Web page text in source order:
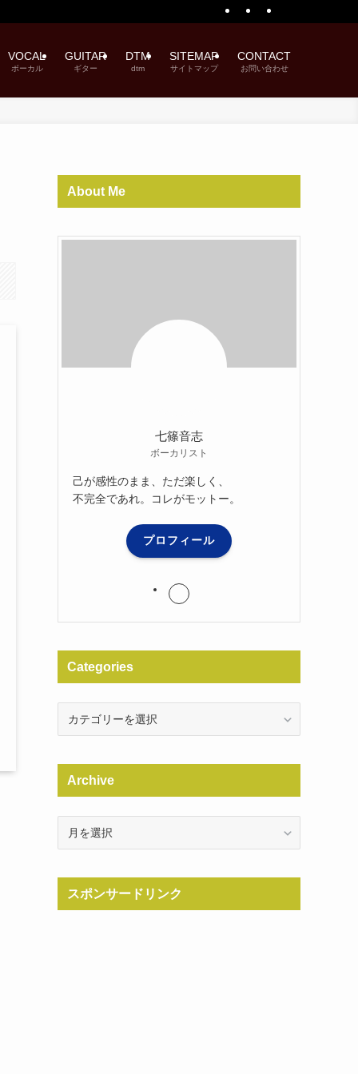
VOCAL
ボーカル
GUITAR
ギター
DTM
dtm
SITEMAP
サイトマップ
CONTACT
お問い合わせ
About Me
七篠音志
ボーカリスト
己が感性のまま、ただ楽しく、
不完全であれ。コレがモットー。
プロフィール
Categories
Archive
スポンサードリンク